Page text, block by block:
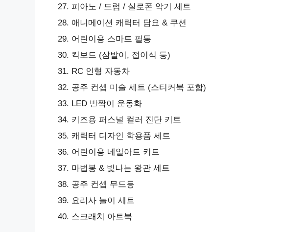
피아노 / 드럼 / 실로폰 악기 세트
애니메이션 캐릭터 담요 & 쿠션
어린이용 스마트 필통
킥보드 (삼발이, 접이식 등)
RC 인형 자동차
공주 컨셉 미술 세트 (스티커북 포함)
LED 반짝이 운동화
키즈용 퍼스널 컬러 진단 키트
캐릭터 디자인 학용품 세트
어린이용 네일아트 키트
마법봉 & 빛나는 왕관 세트
공주 컨셉 무드등
요리사 놀이 세트
스크래치 아트북